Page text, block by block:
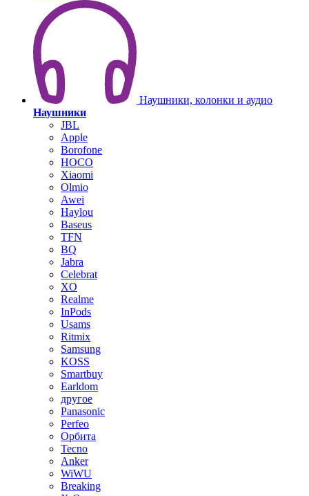
Наушники, колонки и аудио
Наушники
JBL
Apple
Borofone
HOCO
Xiaomi
Olmio
Awei
Haylou
Baseus
TFN
BQ
Jabra
Celebrat
XO
Realme
InPods
Usams
Ritmix
Samsung
KOSS
Smartbuy
Earldom
другое
Panasonic
Perfeo
Орбита
Tecno
Anker
WiWU
Breaking